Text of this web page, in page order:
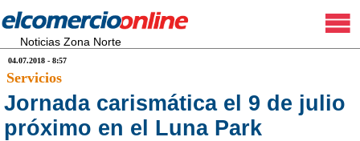
Noticias Zona Norte
04.07.2018 - 8:57
Servicios
Jornada carismática el 9 de julio
próximo en el Luna Park